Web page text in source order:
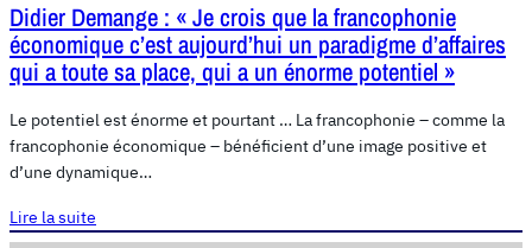
Didier Demange : « Je crois que la francophonie
économique c’est aujourd’hui un paradigme d’affaires
qui a toute sa place, qui a un énorme potentiel »
Le potentiel est énorme et pourtant … La francophonie – comme la
francophonie économique – bénéficient d’une image positive et
d’une dynamique…
Lire la suite